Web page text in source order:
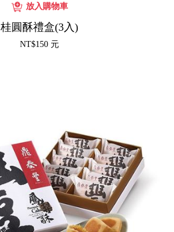
桂圓酥禮盒(3入)
NT$150 元